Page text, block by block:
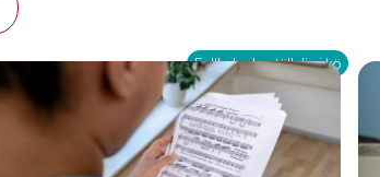
Fullbokad - ställ dig i kö